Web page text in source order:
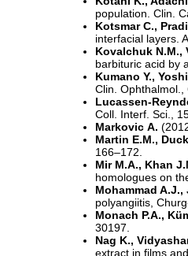
population. Clin.
Kotsmar C.,
interfacial layers.
Kovalchuk N.M.,
barbituric acid by
Kumano Y.,
Clin.
Lucassen-
Coll. Interf. Sci.,
Markoviс A.
Martin E.M.,
166–172.
Mir M.A., Khan
homologues on
Mohammad
polyangiitis,
Monach P.A.,
30197.
Nag K.,
extract in films